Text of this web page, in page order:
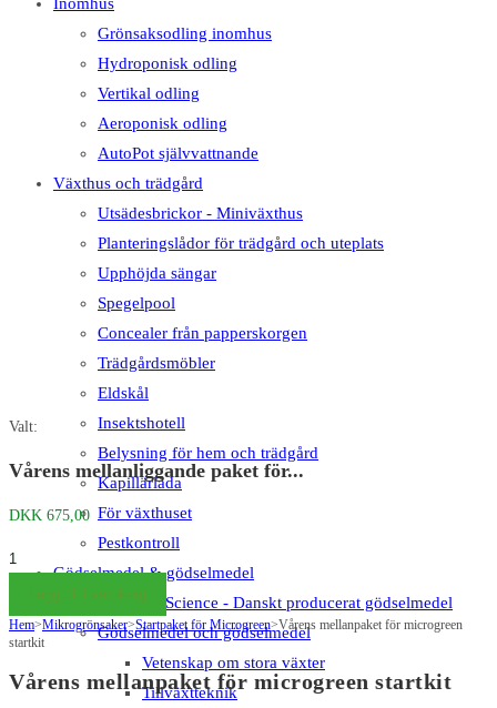
Grönsaksodling inomhus
Hydroponisk odling
Vertikal odling
Aeroponisk odling
AutoPot självvattnande
Växthus och trädgård
Utsädesbrickor - Miniväxthus
Planteringslådor för trädgård och uteplats
Upphöjda sängar
Spegelpool
Concealer från papperskorgen
Trädgårdsmöbler
Eldskål
Insektshotell
Belysning för hem och trädgård
Kapillärlåda
För växthuset
Pestkontroll
Gödselmedel & gödselmedel
Big Plant Science - Danskt producerat gödselmedel
Gödselmedel och gödselmedel
Vetenskap om stora växter
Tillväxtteknik
Valt:
Vårens mellanliggande paket för...
DKK 675,00
Forårs
mellem
pakke
til
Lägg till i varukorg
Hem>Mikrogrönsaker>Startpaket för Microgreen>Vårens mellanpaket för microgreen
startkit
Vårens mellanpaket för microgreen startkit